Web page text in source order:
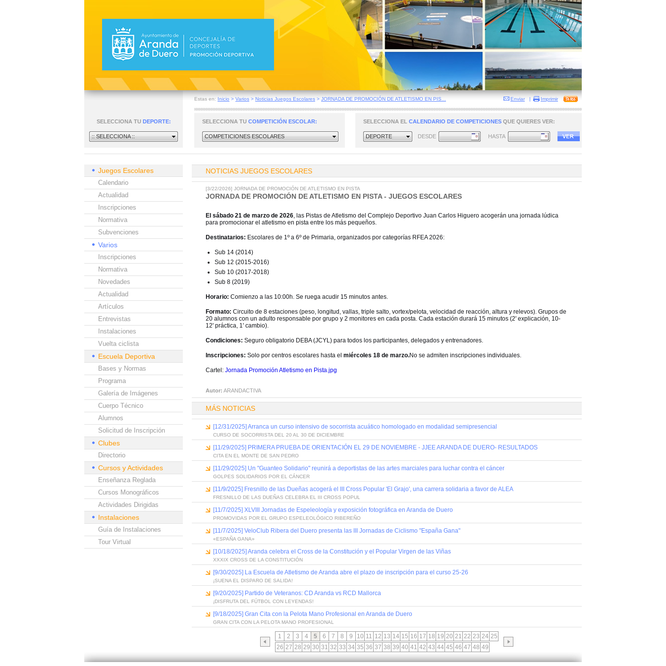
Estas en: Inicio > Varios > Noticias Juegos Escolares > JORNADA DE PROMOCIÓN DE ATLETISMO EN PIS... Enviar | Imprimir
SELECCIONA TU DEPORTE:
:: SELECCIONA ::
SELECCIONA TU COMPETICIÓN ESCOLAR:
COMPETICIONES ESCOLARES
SELECCIONA EL CALENDARIO DE COMPETICIONES QUE QUIERES VER:
DEPORTE DESDE HASTA
Juegos Escolares
Calendario
Actualidad
Inscripciones
Normativa
Subvenciones
Varios
Inscripciones
Normativa
Novedades
Actualidad
Artículos
Entrevistas
Instalaciones
Vuelta ciclista
Escuela Deportiva
Bases y Normas
Programa
Galería de Imágenes
Cuerpo Técnico
Alumnos
Solicitud de Inscripción
Clubes
Directorio
Cursos y Actividades
Enseñanza Reglada
Cursos Monográficos
Actividades Dirigidas
Instalaciones
Guía de Instalaciones
Tour Virtual
NOTICIAS JUEGOS ESCOLARES
[3/22/2026] JORNADA DE PROMOCIÓN DE ATLETISMO EN PISTA
JORNADA DE PROMOCIÓN DE ATLETISMO EN PISTA - JUEGOS ESCOLARES
El sábado 21 de marzo de 2026, las Pistas de Atletismo del Complejo Deportivo Juan Carlos Higuero acogerán una jornada lúdica
para promocionar el atletismo en pista entre los más pequeños.
Destinatarios: Escolares de 1º a 6º de Primaria, organizados por categorías RFEA 2026:
Sub 14 (2014)
Sub 12 (2015-2016)
Sub 10 (2017-2018)
Sub 8 (2019)
Horario: Comienzo a las 10:00h. Se ruega acudir 15 minutos antes.
Formato: Circuito de 8 estaciones (peso, longitud, vallas, triple salto, vortex/pelota, velocidad de reacción, altura y relevos). Grupos de
20 alumnos con un adulto responsable por grupo y 2 monitores en cada posta. Cada estación durará 15 minutos (2' explicación, 10-
12' práctica, 1' cambio).
Condiciones: Seguro obligatorio DEBA (JCYL) para todos los participantes, delegados y entrenadores.
Inscripciones: Solo por centros escolares hasta el miércoles 18 de marzo.No se admiten inscripciones individuales.
Cartel: Jornada Promoción Atletismo en Pista.jpg
Autor: ARANDACTIVA
MÁS NOTICIAS
[12/31/2025] Arranca un curso intensivo de socorrista acuático homologado en modalidad semipresencial
CURSO DE SOCORRISTA DEL 20 AL 30 DE DICIEMBRE
[11/29/2025] PRIMERA PRUEBA DE ORIENTACIÓN EL 29 DE NOVIEMBRE - JJEE ARANDA DE DUERO- RESULTADOS
CITA EN EL MONTE DE SAN PEDRO
[11/29/2025] Un "Guanteo Solidario" reunirá a deportistas de las artes marciales para luchar contra el cáncer
GOLPES SOLIDARIOS POR EL CÁNCER
[11/9/2025] Fresnillo de las Dueñas acogerá el III Cross Popular 'El Grajo', una carrera solidaria a favor de ALEA
FRESNILLO DE LAS DUEÑAS CELEBRA EL III CROSS POPUL
[11/7/2025] XLVIII Jornadas de Espeleología y exposición fotográfica en Aranda de Duero
PROMOVIDAS POR EL GRUPO ESPELEOLÓGICO RIBEREÑO
[11/7/2025] VeloClub Ribera del Duero presenta las III Jornadas de Ciclismo "España Gana"
«ESPAÑA GANA»
[10/18/2025] Aranda celebra el Cross de la Constitución y el Popular Virgen de las Viñas
XXXIX CROSS DE LA CONSTITUCIÓN
[9/30/2025] La Escuela de Atletismo de Aranda abre el plazo de inscripción para el curso 25-26
¡SUENA EL DISPARO DE SALIDA!
[9/20/2025] Partido de Veteranos: CD Aranda vs RCD Mallorca
¡DISFRUTA DEL FÚTBOL CON LEYENDAS!
[9/18/2025] Gran Cita con la Pelota Mano Profesional en Aranda de Duero
GRAN CITA CON LA PELOTA MANO PROFESIONAL
1 2 3 4 5 6 7 8 9 10 11 12 13 14 15 16 17 18 19 20 21 22 23 24 25
26 27 28 29 30 31 32 33 34 35 36 37 38 39 40 41 42 43 44 45 46 47 48 49